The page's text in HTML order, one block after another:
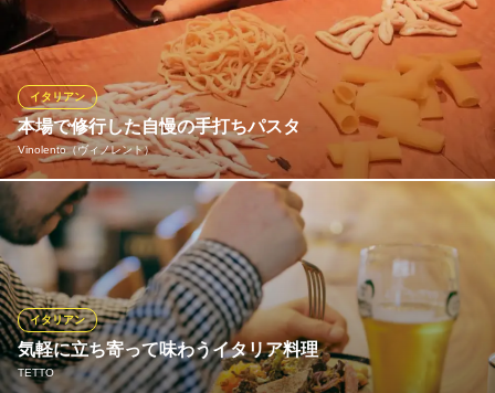
用意。自慢のモチモチ生パスタをメインに、地産地消の新鮮な野
菜や旬の厳選素材を贅沢に使用しました。前菜からパティシエ特
製ドルチェまで、目でも楽しめる色鮮やかな一皿が続きます。女
子会や記念日、各種ご宴会に、心温まる至福のひとときを演出し
ます。
物語PASTA×LORO
イタリアン
ＪＲ越後線上所駅 徒歩29分
新潟県新潟市中央区神道寺南2-7-33 宮永ビル1F
本場で修行した自慢の手打ちパスタ
Vinolento（ヴィノレント）
イタリアン
当店の料理はその時期旬の食材を使い、イタリア料理の技法で丁
寧に調理しています。おすすめはモチモチ食感が堪らない手打ち
のパスタ。現地のレシピを再現した多種多様なパスタを日替わり
で数種類ご用意しておりますので、いつ訪れても異なる味が楽し
めます♪厳選したワインやドリンクと一緒にお楽しみください♪
Vinolento（ヴィノレント）
気軽に立ち寄って味わうイタリア料理
TETTO
イタリアン